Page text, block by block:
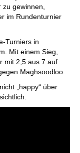
gewinnen,
im Rundenturnier
Turniers in
Mit einem Sieg,
mit 2,5 aus 7 auf
Maghsoodloo.
„happy“ über